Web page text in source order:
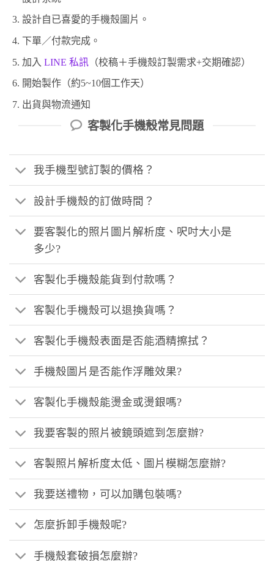
設計自已喜愛的手機殼圖片。
下單／付款完成。
加入 LINE 私訊（校稿＋手機殼訂製需求+交期確認）
開始製作（約5~10個工作天）
出貨與物流通知
客製化手機殼常見問題
我手機型號訂製的價格？
設計手機殼的訂做時間？
要客製化的照片圖片解析度、呎吋大小是
多少?
客製化手機殼能貨到付款嗎？
客製化手機殼可以退換貨嗎？
客製化手機殼表面是否能酒精擦拭？
手機殼圖片是否能作浮雕效果?
客製化手機殼能燙金或燙銀嗎?
我要客製的照片被鏡頭遮到怎麼辦?
客製照片解析度太低、圖片模糊怎麼辦?
我要送禮物，可以加購包裝嗎?
怎麼拆卸手機殼呢?
手機殼套破損怎麼辦?